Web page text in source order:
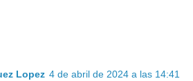
Lopez 4 de abril de 2024 a las 14:41